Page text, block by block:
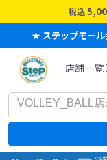
税込
★ ステップモール